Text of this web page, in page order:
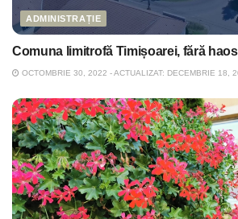
ADMINISTRAȚIE
Comuna limitrofă Timișoarei, fără
OCTOMBRIE 30, 2022 - ACTUALIZAT: DECEMBRIE 18,